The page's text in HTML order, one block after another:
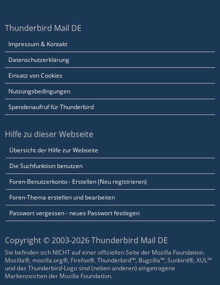
Thunderbird Mail DE
Impressum & Kontakt
Datenschutzerklärung
Einsatz von Cookies
Nutzungsbedingungen
Spendenaufruf für Thunderbird
Hilfe zu dieser Webseite
Übersicht der Hilfe zur Webseite
Die Suchfunktion benutzen
Foren-Benutzerkonto - Erstellen (Neu registrieren)
Foren-Thema erstellen und bearbeiten
Passwort vergessen - neues Passwort festlegen
Copyright © 2003-2026 Thunderbird Mail DE
Sie befinden sich NICHT auf einer offiziellen Seite der Mozilla Foundation.
Mozilla®, mozilla.org®, Firefox®, Thunderbird™, Bugzilla™, Sunbird®, XUL™
und das Thunderbird-Logo sind (neben anderen) eingetragene
Markenzeichen der Mozilla Foundation.